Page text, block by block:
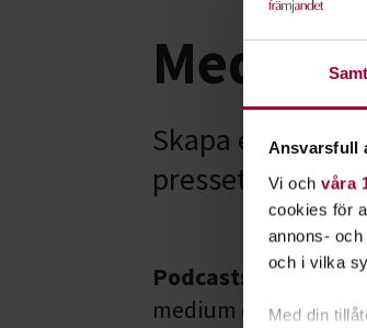
Ansvarsfull
Vi och våra
cookies för
annons-
och i vilka
Med din
Media -
Skapa en egen
pressetik och
Podcasts
, eller
medium de senaste